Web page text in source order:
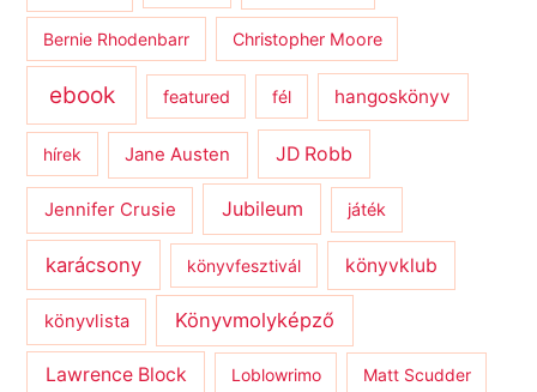
Bernie Rhodenbarr Christopher Moore
ebook featured fél hangoskönyv
hírek Jane Austen JD Robb
Jennifer Crusie Jubileum játék
karácsony könyvfesztivál könyvklub
könyvlista Könyvmolyképző
Lawrence Block Loblowrimo Matt Scudder